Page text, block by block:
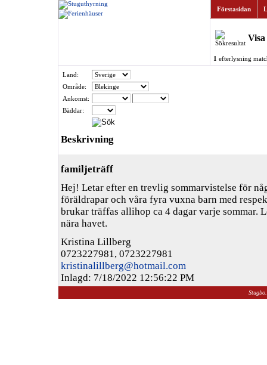
Förstasidan
1 efterlysning
Land:
Område:
Ankomst:
Bäddar:
Beskrivning
familjeträff
Hej! Letar efter en trevlig sommarvistelse för
föräldrapar och våra fyra vuxna barn med
brukar träffas allihop ca 4 dagar varje sommar.
nära havet.
Kristina Lillberg
0723227981, 0723227981
kristinalillberg@hotmail.com
Inlagd: 7/18/2022 12:56:22 PM